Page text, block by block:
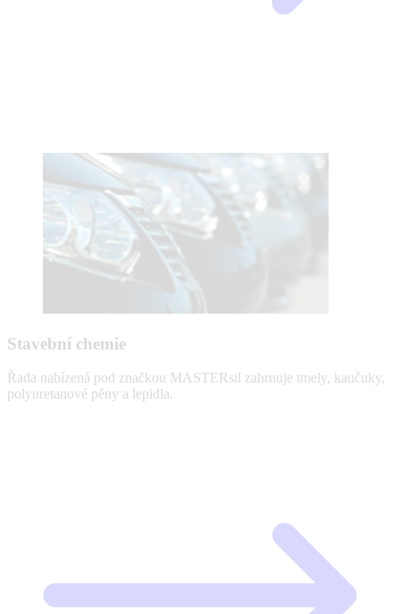
Stavební chemie
Řada nabízená pod značkou MASTERsil zahrnuje tmely, kaučuky,
polyuretanové pěny a lepidla.